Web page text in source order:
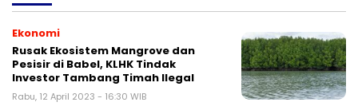
Ekonomi
Rusak Ekosistem Mangrove dan
Pesisir di Babel, KLHK Tindak
Investor Tambang Timah Ilegal
Rabu, 12 April 2023 - 16:30 WIB